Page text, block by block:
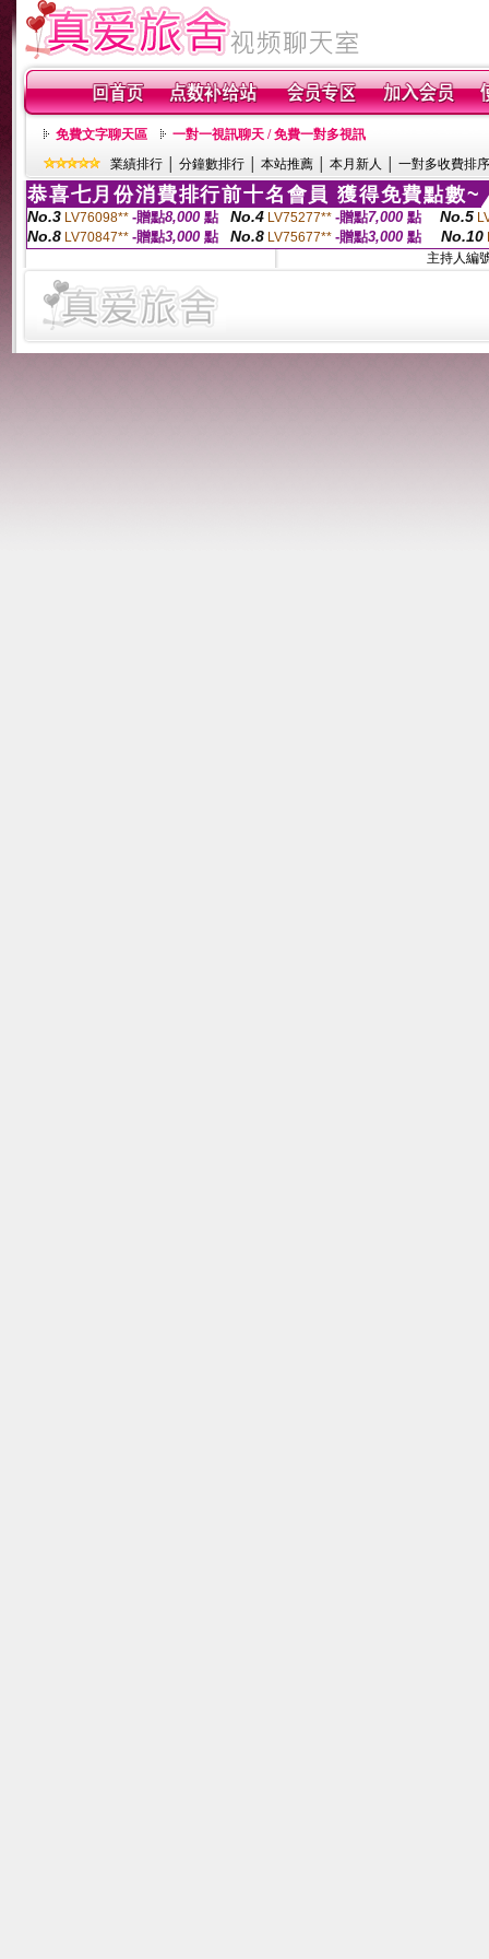
免費文字聊天區
一對一視訊聊天 / 免費一對多視訊
業績排行
分鐘數排行 本站推薦 本月新人 一對多收費排序
恭喜七月份消費排行前十名會員 獲得免費點數~
No.3 LV76098** -贈點8,000 點 No.4 LV75277** -贈點7,000 點 No.5
No.8 LV70847** -贈點3,000 點 No.8 LV75677** -贈點3,000 點 No.10
主持人編